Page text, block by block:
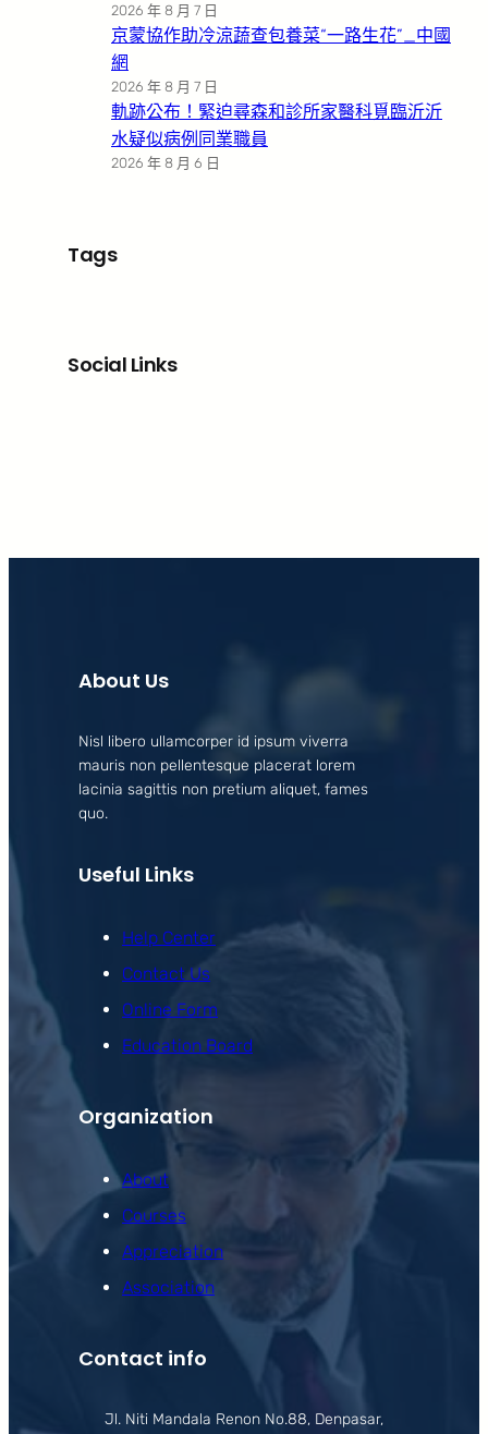
2026 年 8 月 7 日
京蒙協作助冷涼蔬查包養菜“一路生花”_中國
網
2026 年 8 月 7 日
軌跡公布！緊迫尋森和診所家醫科覓臨沂沂
水疑似病例同業職員
2026 年 8 月 6 日
Tags
Social Links
About Us
Nisl libero ullamcorper id ipsum viverra
mauris non pellentesque placerat lorem
lacinia sagittis non pretium aliquet, fames
quo.
Useful Links
Help Center
Contact Us
Online Form
Education Board
Organization
About
Courses
Appreciation
Association
Contact info
Jl. Niti Mandala Renon No.88, Denpasar,